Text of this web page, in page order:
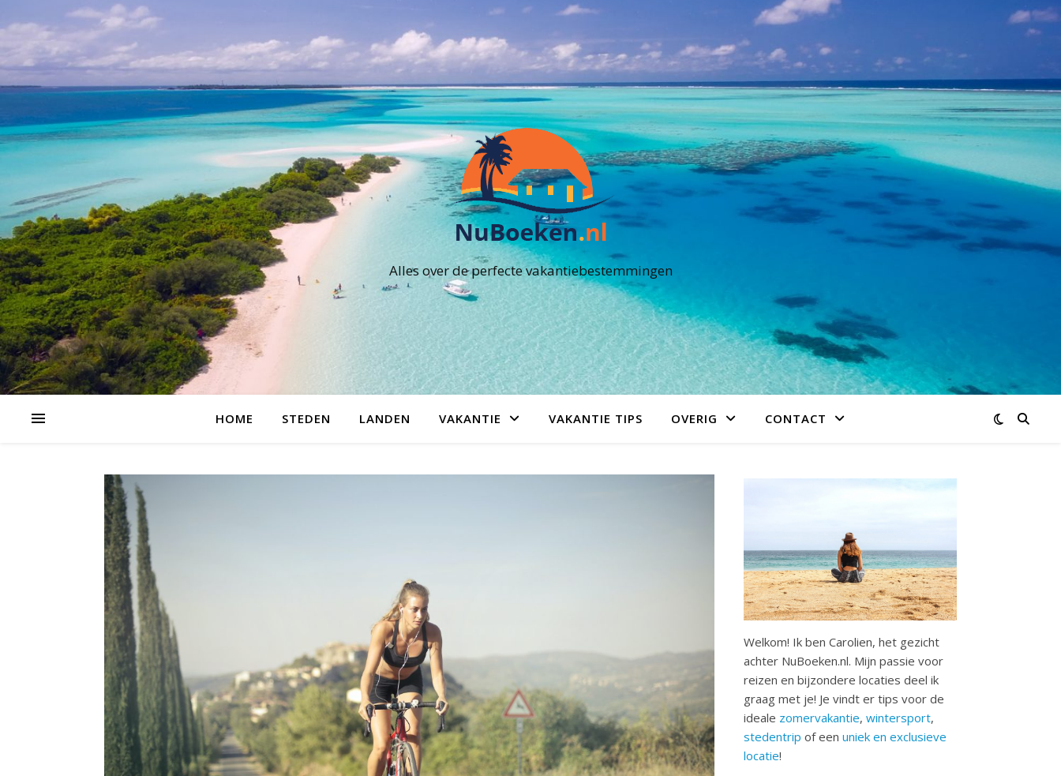
Alles over de perfecte vakantiebestemmingen
HOME STEDEN LANDEN VAKANTIE VAKANTIE TIPS OVERIG CONTACT
Welkom! Ik ben Carolien, het gezicht
achter NuBoeken.nl. Mijn passie voor
reizen en bijzondere locaties deel ik
graag met je! Je vindt er tips voor de
ideale zomervakantie, wintersport,
stedentrip of een uniek en exclusieve
locatie!